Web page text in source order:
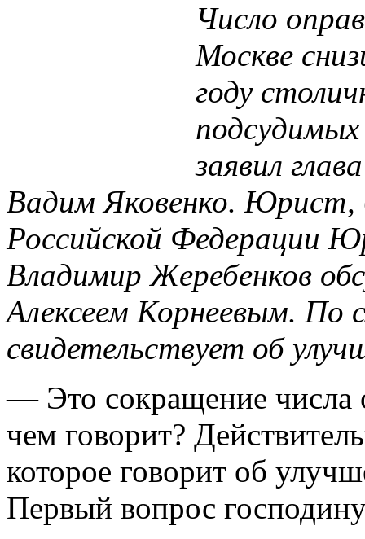
Число
Москве
году
заявил
Вадим Яковенко. Юрист,
Российской Федерации
Владимир Жеребенков
Алексеем Корнеевым. По
свидетельствует об
— Это сокращение числа
чем говорит?
которое говорит об
Первый вопрос